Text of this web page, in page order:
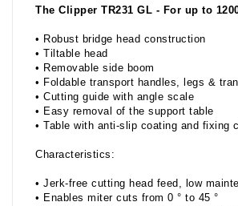
The Clipper TR231 GL - For up to
• Robust bridge head construction
• Tiltable head
• Removable side boom
• Foldable transport handles, legs &
• Cutting guide with angle scale
• Easy removal of the support table
• Table with anti-slip coating and fixing
Characteristics:
• Jerk-free cutting head feed, low
• Enables miter cuts from 0 ° to 45 °